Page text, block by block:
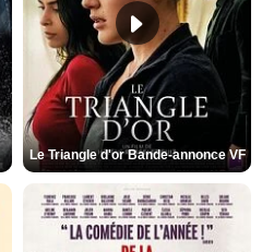
Le Triangle d'or Bande-annonce VF